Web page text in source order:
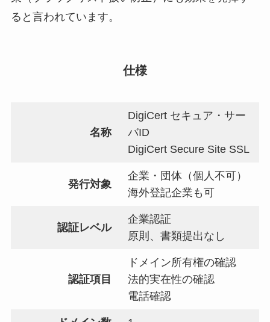
ると言われています。
仕様
名称
DigiCert セキュア・サー
バID
DigiCert Secure Site SSL
発行対象
企業・団体（個人不可）
海外登記企業も可
認証レベル
企業認証
原則、書類提出なし
認証項目
ドメイン所有権の確認
法的実在性の確認
電話確認